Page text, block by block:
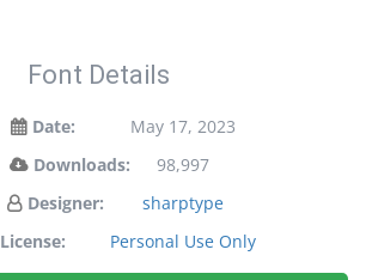
Font Details
Date:
May 17, 2023
Downloads:
98,997
Designer:
sharptype
License:
Personal Use Only